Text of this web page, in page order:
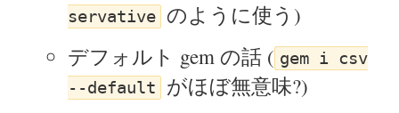
servative のように使う)
デフォルト gem の話 ( gem i csv
--default
がほぼ無意味?)